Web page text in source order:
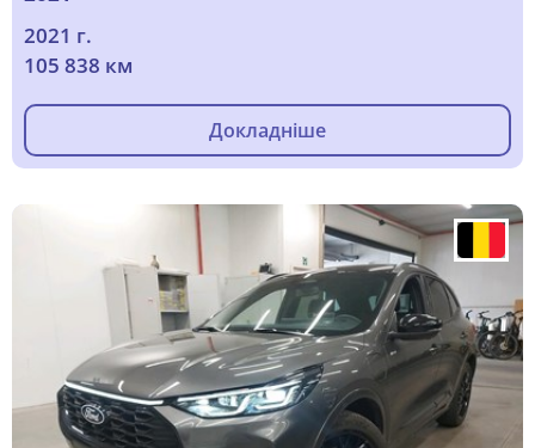
2021 г.
105 838 км
Докладніше